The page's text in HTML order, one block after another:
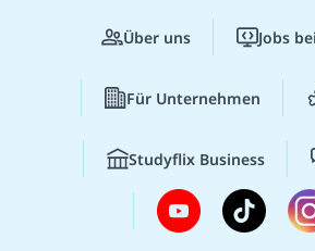
Über uns Jobs
Für Unternehmen
Studyflix Business